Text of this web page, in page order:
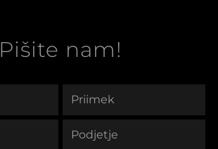
Pišite nam!